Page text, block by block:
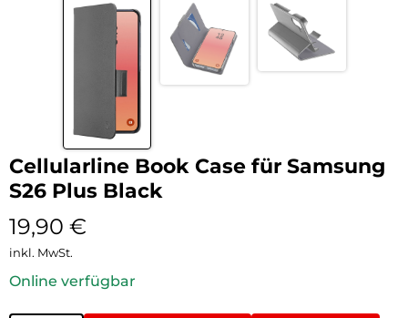
Cellularline Book Case für Samsung
S26 Plus Black
19,90 €
inkl. MwSt.
Online verfügbar